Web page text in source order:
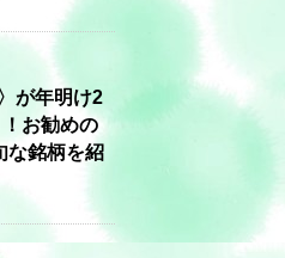
が年明け2
お勧めの
な銘柄を紹